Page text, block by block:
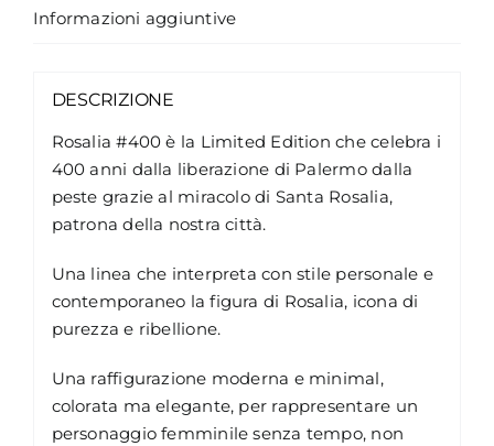
Informazioni aggiuntive
DESCRIZIONE
Rosalia #400 è la Limited Edition che celebra i
400 anni dalla liberazione di Palermo dalla
peste grazie al miracolo di Santa Rosalia,
patrona della nostra città.
Una linea che interpreta con stile personale e
contemporaneo la figura di Rosalia, icona di
purezza e ribellione.
Una raffigurazione moderna e minimal,
colorata ma elegante, per rappresentare un
personaggio femminile senza tempo, non